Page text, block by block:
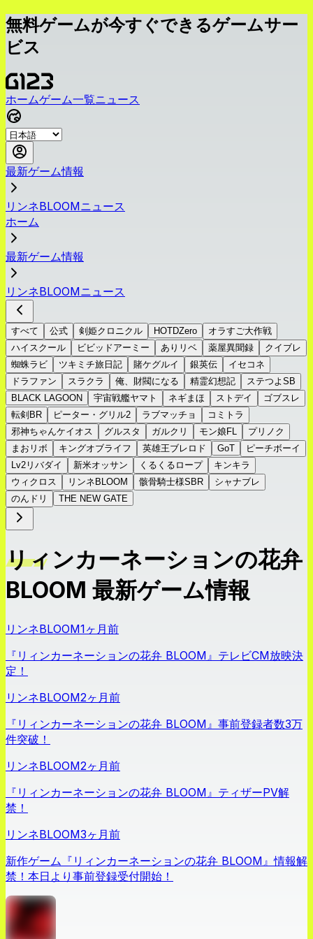
無料ゲームが今すぐできるゲームサー
ビス
ホームゲーム一覧ニュース
最新ゲーム情報
リンネBLOOMニュース
ホーム
最新ゲーム情報
リンネBLOOMニュース
すべて 公式 剣姫クロニクル HOTDZero
オラすご大作戦
ハイスクール
ビビッドアーミー ありリベ 薬屋異聞録
クイブレ
蜘蛛ラビ
ツキミチ旅日記 賭ケグルイ 銀英伝
イセコネ
ドラファン
スラクラ 俺、財閥になる 精霊幻想記
ステつよSB
BLACK LAGOON
宇宙戦艦ヤマト ネギまほ ストデイ
ゴブスレ
転剣BR
ピーター・グリル2 ラブマッチョ
コミトラ
邪神ちゃんケイオス
グルスタ ガルクリ モン娘FL
プリノク
まおリボ
キングオブライフ 英雄王ブレロド GoT
ピーチボーイ
Lv2リバダイ
新米オッサン くるくるロープ
キンキラ
ウィクロス
リンネBLOOM 骸骨騎士様SBR
シャナブレ
のんドリ
THE NEW GATE
リィンカーネーションの花弁
BLOOM 最新ゲーム情報
リンネBLOOM1ヶ月前
『リィンカーネーションの花弁 BLOOM』テレビCM放映決
定！
リンネBLOOM2ヶ月前
『リィンカーネーションの花弁 BLOOM』事前登録者数3万
件突破！
リンネBLOOM2ヶ月前
『リィンカーネーションの花弁 BLOOM』ティザーPV解
禁！
リンネBLOOM3ヶ月前
新作ゲーム『リィンカーネーションの花弁 BLOOM』情報解
禁！本日より事前登録受付開始！